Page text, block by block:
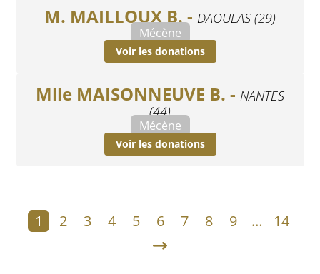
M. MAILLOUX B. - DAOULAS (29)
Mécène
Voir les donations
Mlle MAISONNEUVE B. - NANTES
(44)
Mécène
Voir les donations
1 2 3 4 5 6 7 8 9 … 14